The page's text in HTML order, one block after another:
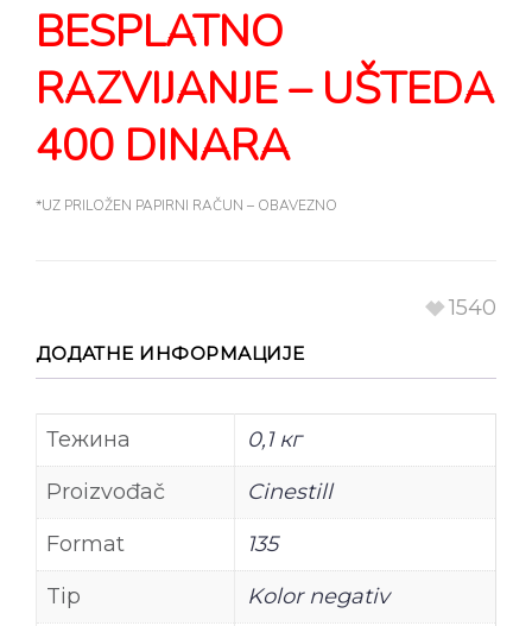
BESPLATNO
RAZVIJANJE – UŠTEDA
400 DINARA
*UZ PRILOŽEN PAPIRNI RAČUN – OBAVEZNO
1540
ДОДАТНЕ ИНФОРМАЦИЈЕ
Тежина
0,1 кг
Proizvođač
Cinestill
Format
135
Tip
Kolor negativ